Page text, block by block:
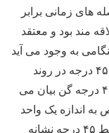
های زمانی برابر
به زاویه ۴۵ درجه علاقه مند بود و معتقد
به وجود می آید
که قیمت ها با توجه به محور زمان در زاویه ۴۵ درجه در روند
افزایشی حرکت کنند. به زبان ساده تکنیک ۴۵ درجه گن بیان می
اندازه یک واحد
قیمتی بالا می رود. فی الواقع قیمت بالای خط ۴۵ درجه نشانه